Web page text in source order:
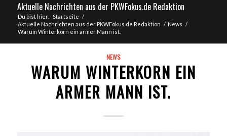
Aktuelle Nachrichten aus der PKWFokus.de Redaktion
Du bist hier: Startseite /
Aktuelle Nachrichten aus der PKWFokus.de Redaktion / News /
Warum Winterkorn ein armer Mann ist.
NEWS
WARUM WINTERKORN EIN
ARMER MANN IST.